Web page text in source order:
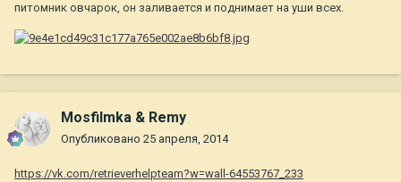
питомник овчарок, он заливается и поднимает на уши всех.
Mosfilmka & Remy
Опубликовано 25 апреля, 2014
https://vk.com/retrieverhelpteam?w=wall-64553767_233